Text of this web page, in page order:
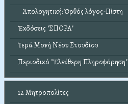
Ἀπολογητική: Ὀρθός λόγος-Πίστη
Ἐκδόσεις "ΣΠΟΡΑ"
Ἱερά Μονή Νέου Στουδίου
Περιοδικό "Ἐλεύθερη Πληροφόρηση"
12 Μητροπολίτες